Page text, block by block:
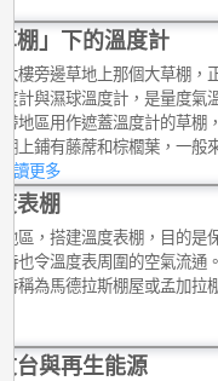
棚」下的溫度計
樓旁邊草地上那個大草棚，
計與濕球溫度計，是量度氣
地區用作遮蓋溫度計的草棚
上鋪有藤蓆和棕櫚葉，一般
讀更多
表棚
區，搭建溫度表棚，目的是
也令溫度表周圍的空氣流通
稱為馬德拉斯棚屋或孟加拉
台與再生能源